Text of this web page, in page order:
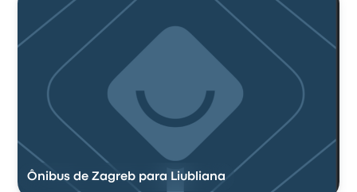
Ônibus de Zagreb para Liubliana